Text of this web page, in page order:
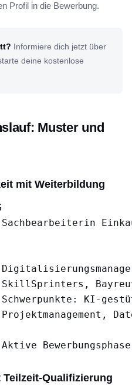
Profil in die Bewerbung.
Informiere dich jetzt über
deine kostenlose
Muster und
mit Weiterbildung
KI-
Qualifizierung